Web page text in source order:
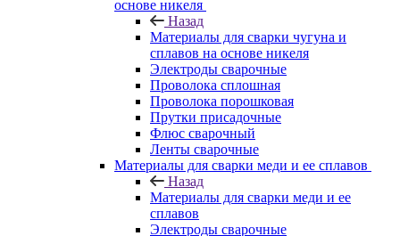
основе никеля
Назад
Материалы для сварки чугуна и
сплавов на основе никеля
Электроды сварочные
Проволока сплошная
Проволока порошковая
Прутки присадочные
Флюс сварочный
Ленты сварочные
Материалы для сварки меди и ее сплавов
Назад
Материалы для сварки меди и ее
сплавов
Электроды сварочные